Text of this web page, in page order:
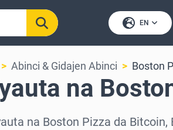
EN
Abinci & Gidajen Abinci Boston
na
na Boston Pizza da Bitcoin,